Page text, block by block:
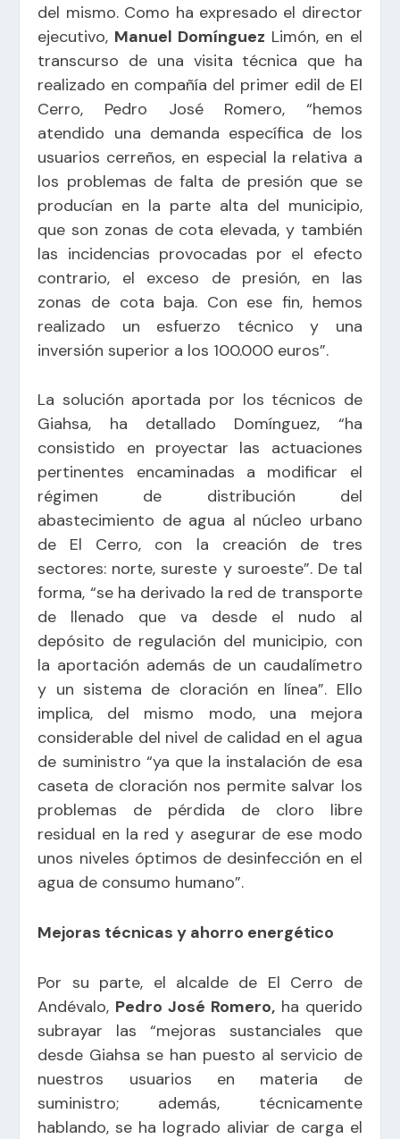
del mismo. Como ha expresado el director
ejecutivo, Manuel Domínguez Limón, en el
transcurso de una visita técnica que ha
realizado en compañía del primer edil de El
Cerro, Pedro José Romero, “hemos
atendido una demanda específica de los
usuarios cerreños, en especial la relativa a
los problemas de falta de presión que se
producían en la parte alta del municipio,
que son zonas de cota elevada, y también
las incidencias provocadas por el efecto
contrario, el exceso de presión, en las
zonas de cota baja. Con ese fin, hemos
realizado un esfuerzo técnico y una
inversión superior a los 100.000 euros”.
La solución aportada por los técnicos de
Giahsa, ha detallado Domínguez, “ha
consistido en proyectar las actuaciones
pertinentes encaminadas a modificar el
régimen de distribución del
abastecimiento de agua al núcleo urbano
de El Cerro, con la creación de tres
sectores: norte, sureste y suroeste”. De tal
forma, “se ha derivado la red de transporte
de llenado que va desde el nudo al
depósito de regulación del municipio, con
la aportación además de un caudalímetro
y un sistema de cloración en línea”. Ello
implica, del mismo modo, una mejora
considerable del nivel de calidad en el agua
de suministro “ya que la instalación de esa
caseta de cloración nos permite salvar los
problemas de pérdida de cloro libre
residual en la red y asegurar de ese modo
unos niveles óptimos de desinfección en el
agua de consumo humano”.
Mejoras técnicas y ahorro energético
Por su parte, el alcalde de El Cerro de
Andévalo, Pedro José Romero,ha querido
subrayar las “mejoras sustanciales que
desde Giahsa se han puesto al servicio de
nuestros usuarios en materia de
suministro; además, técnicamente
hablando, se ha logrado aliviar de carga el